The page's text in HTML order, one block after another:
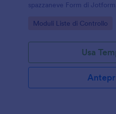
spazzaneve Form di
raccolta dati e le risposte
Go to Category:
Moduli Liste di Controllo
Usa